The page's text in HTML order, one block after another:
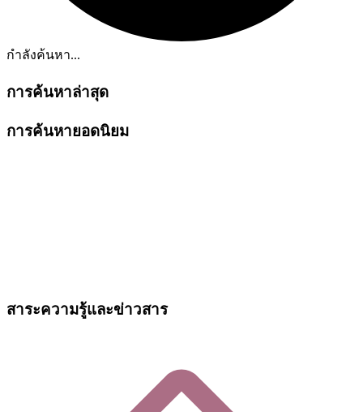
กำลังค้นหา...
การค้นหาล่าสุด
การค้นหายอดนิยม
สาระความรู้และข่าวสาร